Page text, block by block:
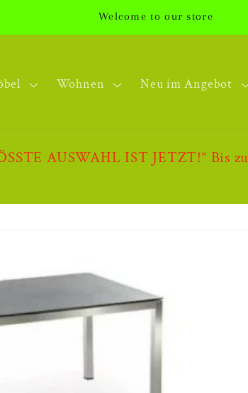
Welcome to our store
Wohnen Neu im Angebot
AUSWAHL IST JETZT!“ Bis